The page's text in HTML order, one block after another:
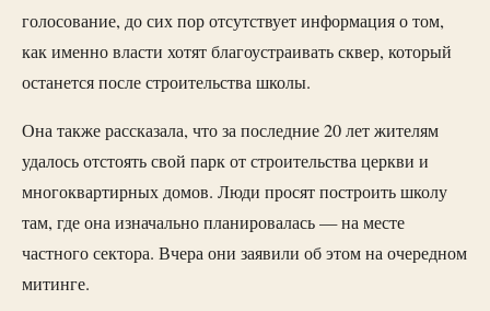
голосование, до сих пор отсутствует информация о том,
как именно власти хотят благоустраивать сквер, который
останется после строительства школы.
Она также рассказала, что за последние 20 лет жителям
удалось отстоять свой парк от строительства церкви и
многоквартирных домов. Люди просят построить школу
там, где она изначально планировалась — на месте
частного сектора. Вчера они заявили об этом на очередном
митинге.